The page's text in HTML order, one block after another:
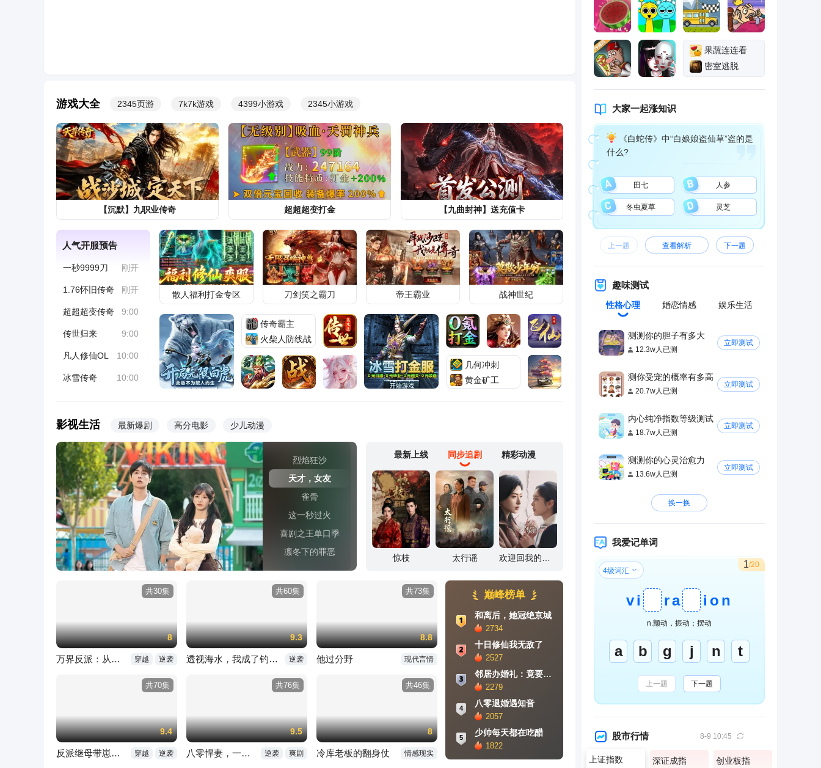
军事 白瑾国际Talk 3天前
别的明星摆谱翻车，结果丁禹兮狂撒5万、
侯明昊手递传单，这波宠粉打了谁的脸？
娱乐 娱乐的标签 8小时前
吃里扒外！定居美国13年，回国捞金惨
遭“驱逐”，53岁活成了笑话
未央史默 3天前
用善良与专业挽救生命 地铁救人护士找到
了
社会 杭州网
108坊故事|夏家庄社区新时代文明实践站开
展暑期美育实践活动
华商网-华商报 1天前
青海王丽：满屋子全是金条, 办案人员数到
手抖, 丈夫受不了提前离场
赵sir谈世 3天前
第2个富士康？宣布全线搬迁、近10万人丢
掉饭碗，央媒早有提醒
头条 青史耀华 3天前
游戏大全 2345页游 7k7k游戏 4399小游戏 2345小游戏
【沉默】九职业传奇 超超超变打金 【九曲封神】送充值卡
人气开服预告
一秒9999刀 刚开
1.76怀旧传奇 刚开
超超超变传奇 9:00
传世归来 9:00
凡人修仙OL 10:00
冰雪传奇 10:00
散人福利打金专区 刀剑笑之霸刀 帝王霸业 战神世纪
传奇霸主
火柴人防线战
几何冲刺
黄金矿工
影视生活 最新爆剧 高分电影 少儿动漫
烈焰狂沙
天才，女友
雀骨
这一秒过火
喜剧之王单口季
凛冬下的罪恶
最新上线 同步追剧 精彩动漫
仙逆 择天记
共30集
8
万界反派：从炮灰到无上道主 穿越 逆袭
共60集
9.3
透视海水，我成了钓鱼之神 逆袭
共73集
8.8
他过分野 现代言情
共70集
9.4
反派继母带崽儿顿顿炫肉 穿越 逆袭
共76集
9.5
八零悍妻，一路狂飙征服军区老公 逆袭 爽剧
共46集
8
冷库老板的翻身仗 情感现实
巅峰榜单
和离后，她冠绝京城
2734
十日修仙我无敌了
2527
邻居办婚礼：竟要求每户随礼八千八
2279
4
八零退婚遇知音
2057
5
少帅每天都在吃醋
1822
果蔬连连看
密室逃脱
大家一起涨知识
《白蛇传》中“白娘娘盗仙草”盗的是
什么?
田七 人参
冬虫夏草 灵芝
上一题 查看解析 下一题
趣味测试
性格心理
婚恋情感 娱乐生活
测测你的胆子有多大
12.3w人已测
立即测试
测你受宠的概率有多高
20.7w人已测
立即测试
内心纯净指数等级测试
18.7w人已测
立即测试
测测你的心灵治愈力
13.6w人已测
立即测试
换一换
我爱记单词
4级词汇
1/20
v i ra i o n
n.颤动，振动；摆动
a b g j n t
上一题 下一题
股市行情 8-9 10:45
上证指数
深证成指
创业板指